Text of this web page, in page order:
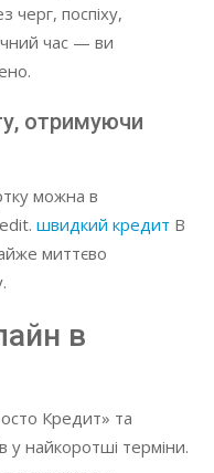
черг, поспіху,
час — ви
отримуючи
можна в
швидкий кредит В
миттєво
в
Кредит» та
у найкоротші терміни.